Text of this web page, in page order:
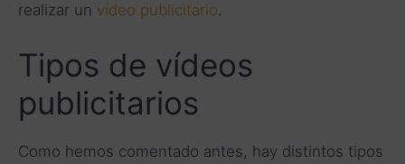
realizar un vídeo publicitario.
Tipos de vídeos
publicitarios
Como hemos comentado antes, hay distintos tipos